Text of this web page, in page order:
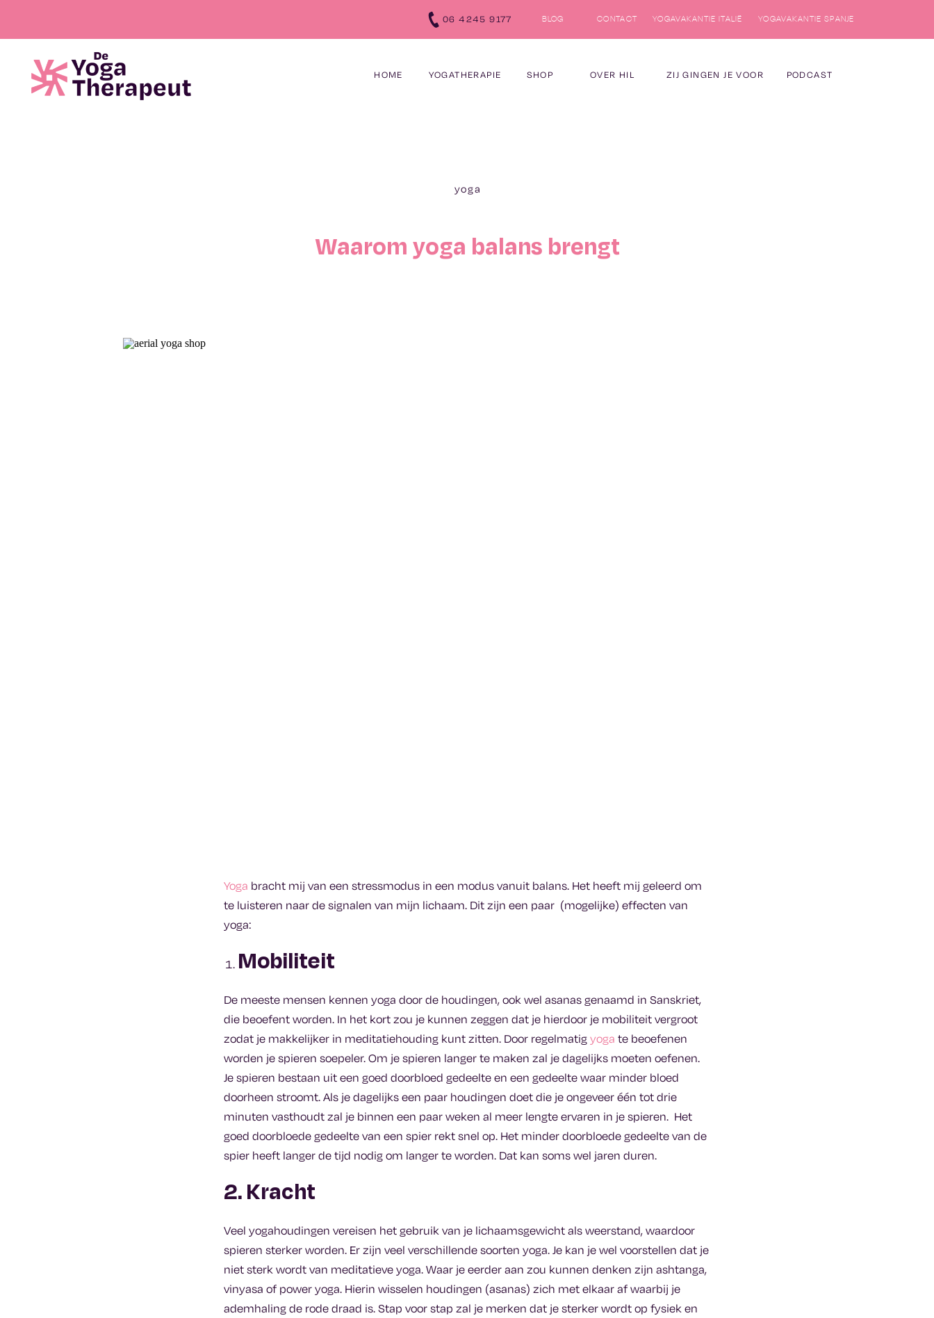
CONTACT
‪06 4245 9177‬ BLOG YOGAVAKANTIE ITALIË YOGAVAKANTIE SPANJE
ZIJ GINGEN JE VOOR
OVER HIL
YOGATHERAPIE
HOME SHOP PODCAST
Waarom yoga balans brengt
yoga
Yoga bracht mij van een stressmodus in een modus vanuit balans. Het heeft mij geleerd om
te luisteren naar de signalen van mijn lichaam. Dit zijn een paar (mogelijke) effecten van
yoga:
Mobiliteit
De meeste mensen kennen yoga door de houdingen, ook wel asanas genaamd in Sanskriet,
die beoefent worden. In het kort zou je kunnen zeggen dat je hierdoor je mobiliteit vergroot
zodat je makkelijker in meditatiehouding kunt zitten. Door regelmatigyoga te beoefenen
worden je spieren soepeler. Om je spieren langer te maken zal je dagelijks moeten oefenen.
Je spieren bestaan uit een goed doorbloed gedeelte en een gedeelte waar minder bloed
doorheen stroomt. Als je dagelijks een paar houdingen doet die je ongeveer één tot drie
minuten vasthoudt zal je binnen een paar weken al meer lengte ervaren in je spieren. Het
goed doorbloede gedeelte van een spier rekt snel op. Het minder doorbloede gedeelte van de
spier heeft langer de tijd nodig om langer te worden. Dat kan soms wel jaren duren.
2. Kracht
Veel yogahoudingen vereisen het gebruik van je lichaamsgewicht als weerstand, waardoor
spieren sterker worden. Er zijn veel verschillende soorten yoga. Je kan je wel voorstellen dat je
niet sterk wordt van meditatieve yoga. Waar je eerder aan zou kunnen denken zijn ashtanga,
vinyasa of power yoga. Hierin wisselen houdingen (asanas) zich met elkaar af waarbij je
ademhaling de rode draad is. Stap voor stap zal je merken dat je sterker wordt op fysiek en